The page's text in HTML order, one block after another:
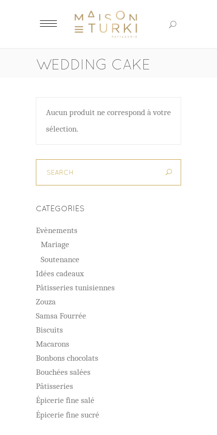
WEDDING CAKE
Aucun produit ne correspond à votre
sélection.
CATEGORIES
Evènements
Mariage
Soutenance
Idées cadeaux
Pâtisseries tunisiennes
Zouza
Samsa Fourrée
Biscuits
Macarons
Bonbons chocolats
Bouchées salées
Pâtisseries
Épicerie fine salé
Épicerie fine sucré